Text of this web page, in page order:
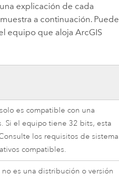
explicación de cada
a continuación. Puede
equipo que alojaArcGIS
solo es compatible con una
Si el equipo tiene 32 bits, esta
los requisitos de sistema
compatibles.
es una distribución o versión